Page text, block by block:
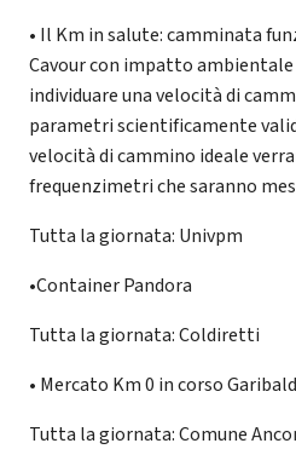
• Il Km in salute: camminata
Cavour con impatto ambientale
individuare una velocità di
parametri scientificamente
velocità di cammino ideale
frequenzimetri che saranno
Tutta la giornata: Univpm
•Container Pandora
Tutta la giornata: Coldiretti
• Mercato Km 0 in corso
Tutta la giornata: Comune